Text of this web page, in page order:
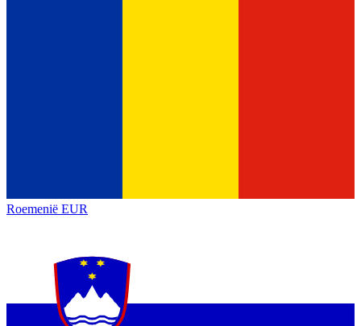
Roemenië EUR